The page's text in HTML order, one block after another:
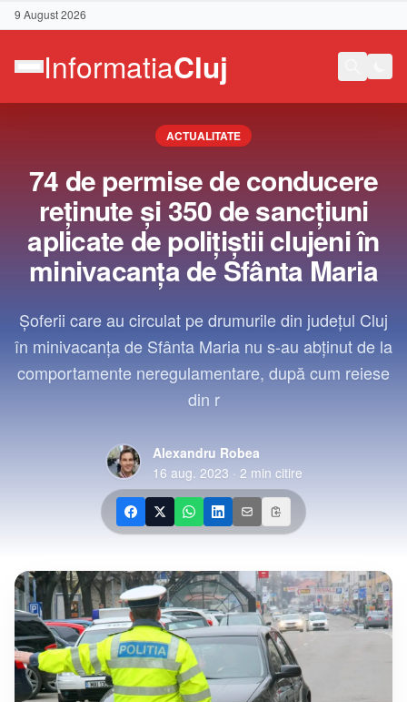
9 August 2026
Contact
ACTUALITATE
74 de permise de conducere
reținute și 350 de sancțiuni
aplicate de polițiștii clujeni în
minivacanța de Sfânta Maria
Șoferii care au circulat pe drumurile din județul Cluj
în minivacanța de Sfânta Maria nu s-au abținut de la
comportamente neregulamentare, după cum reiese
din r
Alexandru Robea
16 aug. 2023 · 2 min citire